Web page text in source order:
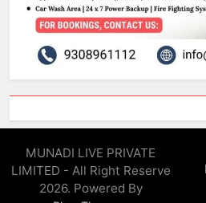
MUNADI LIVE PRIVATE
LIMITED - All Right Reserve
2026. Powered By